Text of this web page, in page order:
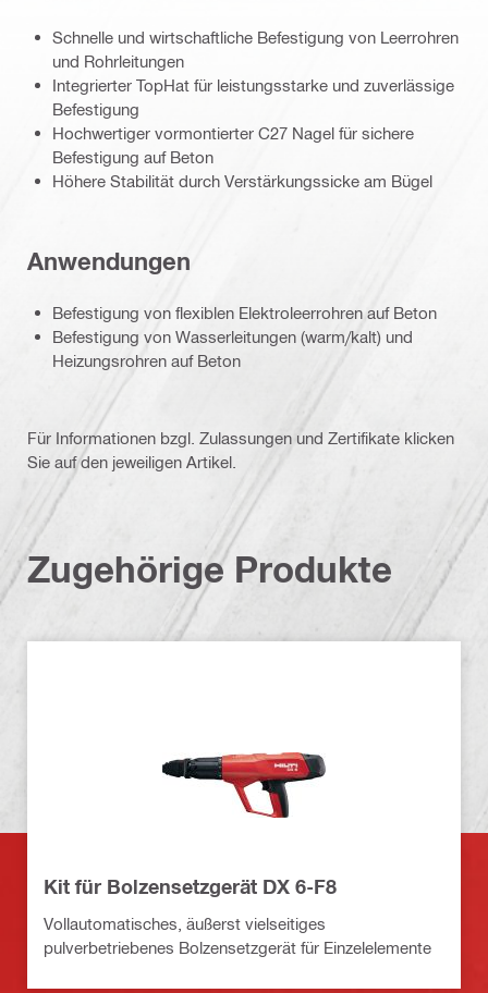
Schnelle und wirtschaftliche Befestigung von Leerrohren
und Rohrleitungen
Integrierter TopHat für leistungsstarke und zuverlässige
Befestigung
Hochwertiger vormontierter C27 Nagel für sichere
Befestigung auf Beton
Höhere Stabilität durch Verstärkungssicke am Bügel
Anwendungen
Befestigung von flexiblen Elektroleerrohren auf Beton
Befestigung von Wasserleitungen (warm/kalt) und
Heizungsrohren auf Beton
Für Informationen bzgl. Zulassungen und Zertifikate klicken
Sie auf den jeweiligen Artikel.
Zugehörige Produkte
Kit für Bolzensetzgerät DX 6-F8
Vollautomatisches, äußerst vielseitiges
pulverbetriebenes Bolzensetzgerät für Einzelelemente